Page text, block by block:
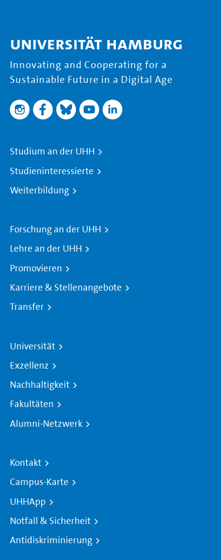
Universität Hamburg
Innovating and Cooperating for a
Sustainable Future in a Digital Age
Studium an der UHH
Studieninteressierte
Weiterbildung
Forschung an der UHH
Lehre an der UHH
Promovieren
Karriere & Stellenangebote
Transfer
Universität
Exzellenz
Nachhaltigkeit
Fakultäten
Alumni-Netzwerk
Kontakt
Campus-Karte
UHHApp
Notfall & Sicherheit
Antidiskriminierung